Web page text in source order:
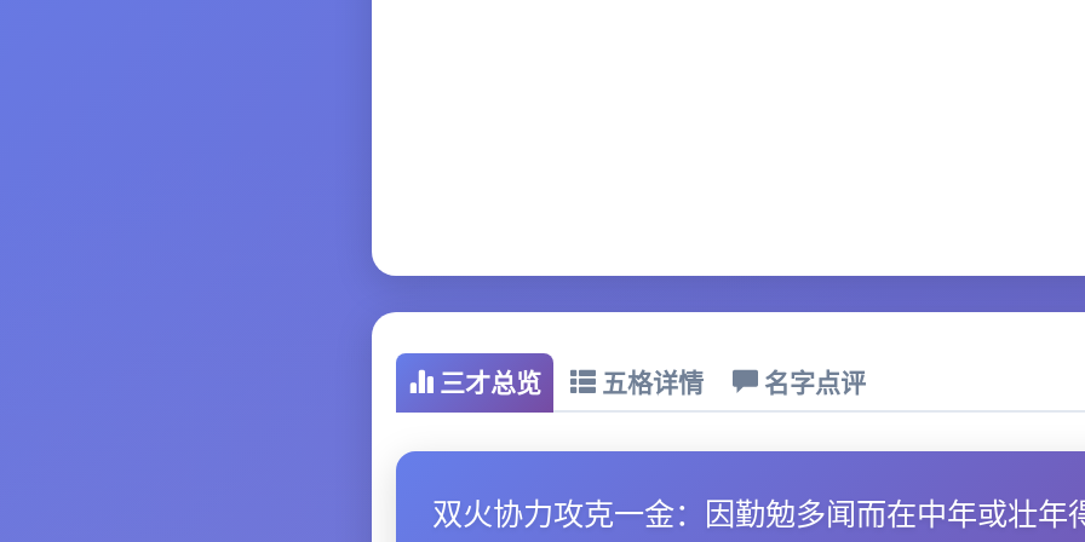
三才总览 五格详情 名字点评
双火协力攻克一金：因勤勉多闻而在中年或壮年